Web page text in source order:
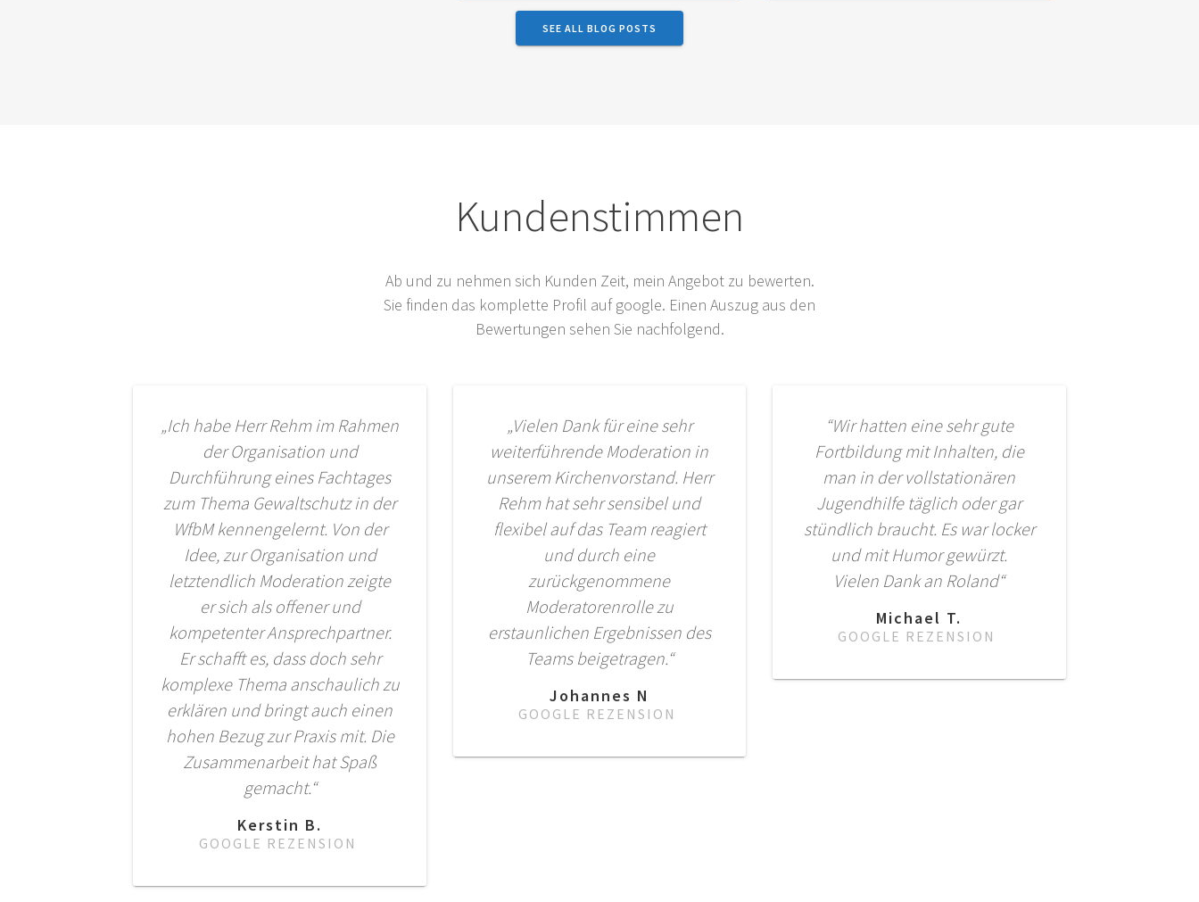
SEE ALL BLOG POSTS
Kundenstimmen
Ab und zu nehmen sich Kunden Zeit, mein Angebot zu bewerten.
Sie finden das komplette Profil auf google. Einen Auszug aus den
Bewertungen sehen Sie nachfolgend.
„Ich habe Herr Rehm im Rahmen
der Organisation und
Durchführung eines Fachtages
zum Thema Gewaltschutz in der
WfbM kennengelernt. Von der
Idee, zur Organisation und
letztendlich Moderation zeigte
er sich als offener und
kompetenter Ansprechpartner.
Er schafft es, dass doch sehr
komplexe Thema anschaulich zu
erklären und bringt auch einen
hohen Bezug zur Praxis mit. Die
Zusammenarbeit hat Spaß
gemacht.“
Kerstin B.
GOOGLE REZENSION
„Vielen Dank für eine sehr
weiterführende Moderation in
unserem Kirchenvorstand. Herr
Rehm hat sehr sensibel und
flexibel auf das Team reagiert
und durch eine
zurückgenommene
Moderatorenrolle zu
erstaunlichen Ergebnissen des
Teams beigetragen.“
Johannes N
GOOGLE REZENSION
“Wir hatten eine sehr gute
Fortbildung mit Inhalten, die
man in der vollstationären
Jugendhilfe täglich oder gar
stündlich braucht. Es war locker
und mit Humor gewürzt.
Vielen Dank an Roland“
Michael T.
GOOGLE REZENSION